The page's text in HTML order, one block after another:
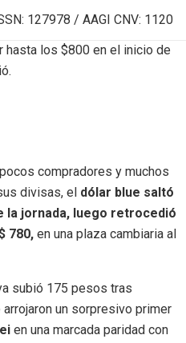
127978 / AAGI CNV: 1120
hasta los $800 en el inicio de
compradores y muchos
divisas, el dólar blue saltó
la jornada, luego retrocedió
780, en una plaza cambiaria al
subió 175 pesos tras
un sorpresivo primer
en una marcada paridad con